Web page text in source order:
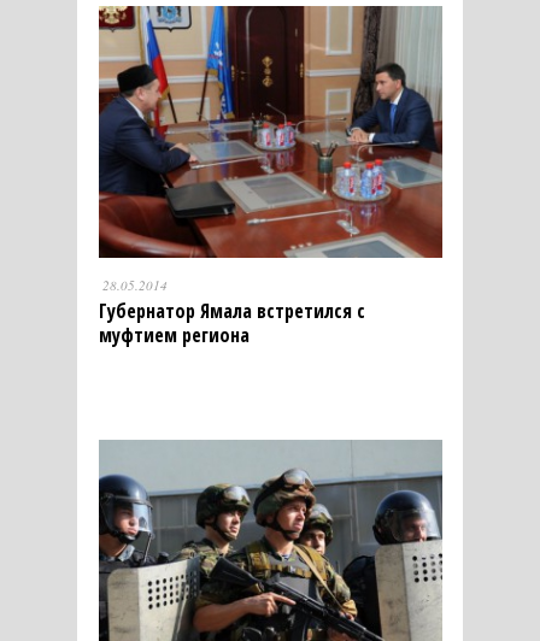
28.05.2014
Губернатор Ямала встретился с
муфтием региона